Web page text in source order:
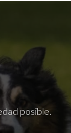
posible.